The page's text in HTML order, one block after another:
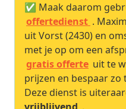
✅ Maak daarom
offertedienst .
uit Vorst (2430) en
met je op om een
gratis offerte uit te
prijzen en bespaar zo
Deze dienst is